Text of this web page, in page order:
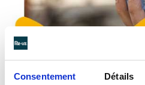
Consentement Détails